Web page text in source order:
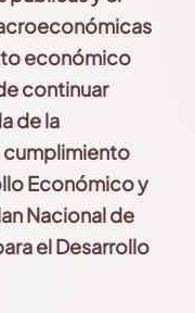
económico
continuar
de la
cumplimiento
Económico y
Nacional de
el Desarrollo